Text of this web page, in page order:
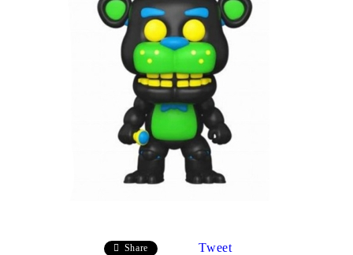
Share Tweet